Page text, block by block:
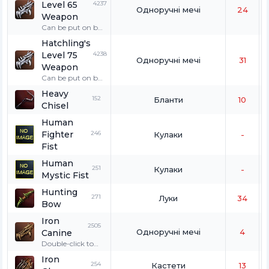
Level 65
Weapon
4237
Can be put on by
Exclusively used
by a Hatchling.
Одноручні мечі 24
Hatchling's
Level 75
Weapon
4238
Can be put on by
Exclusively used
by a Hatchling.
Одноручні мечі 31
Heavy
Chisel
152 Бланти 10
Human
Fighter
Fist
246 Кулаки -
Human
Mystic Fist
251 Кулаки -
Hunting
Bow
271 Луки 34
Iron
Canine
2505
Double-click to
wolves, great
Одноручні мечі 4
Iron
254 Кастети 13